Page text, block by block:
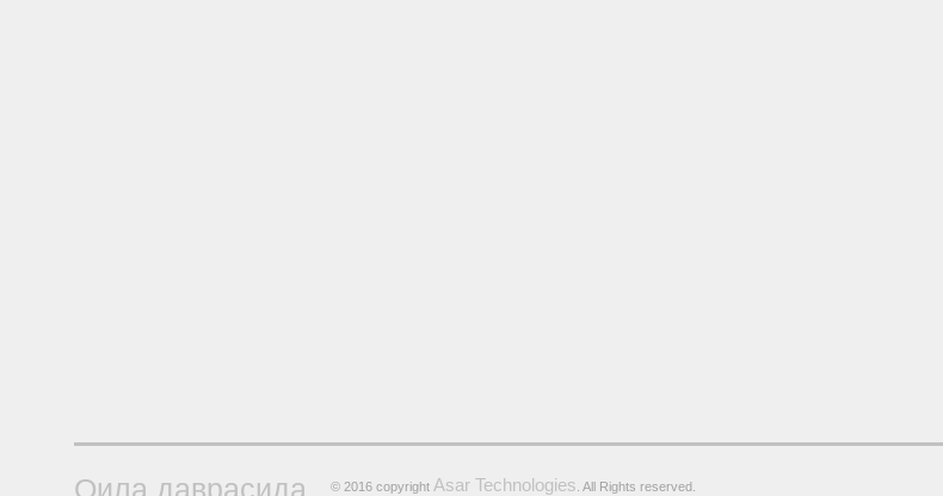
Оила даврасида © 2016 copyright Asar Technologies . All Rights reserved.